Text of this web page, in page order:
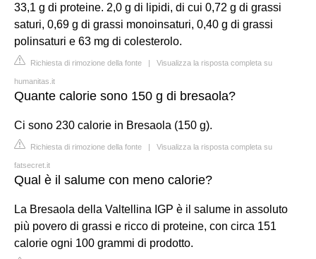
33,1 g di proteine. 2,0 g di lipidi, di cui 0,72 g di grassi
saturi, 0,69 g di grassi monoinsaturi, 0,40 g di grassi
polinsaturi e 63 mg di colesterolo.
Richiesta di rimozione della fonte | Visualizza la risposta completa su
humanitas.it
Quante calorie sono 150 g di bresaola?
Ci sono 230 calorie in Bresaola (150 g).
Richiesta di rimozione della fonte | Visualizza la risposta completa su
fatsecret.it
Qual è il salume con meno calorie?
La Bresaola della Valtellina IGP è il salume in assoluto
più povero di grassi e ricco di proteine, con circa 151
calorie ogni 100 grammi di prodotto.